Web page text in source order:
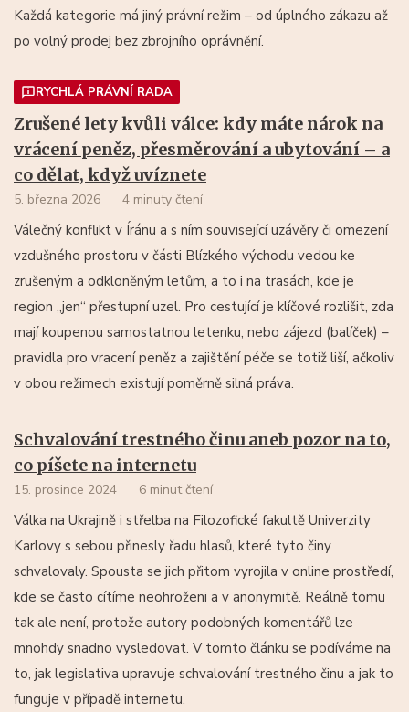
Každá kategorie má jiný právní režim – od úplného zákazu až
po volný prodej bez zbrojního oprávnění.
RYCHLÁ PRÁVNÍ RADA
Zrušené lety kvůli válce: kdy máte nárok na
vrácení peněz, přesměrování a ubytování – a
co dělat, když uvíznete
5. března 2026 4 minuty čtení
Válečný konflikt v Íránu a s ním související uzávěry či omezení
vzdušného prostoru v části Blízkého východu vedou ke
zrušeným a odkloněným letům, a to i na trasách, kde je
region „jen“ přestupní uzel. Pro cestující je klíčové rozlišit, zda
mají koupenou samostatnou letenku, nebo zájezd (balíček) –
pravidla pro vracení peněz a zajištění péče se totiž liší, ačkoliv
v obou režimech existují poměrně silná práva.
Schvalování trestného činu aneb pozor na to,
co píšete na internetu
15. prosince 2024 6 minut čtení
Válka na Ukrajině i střelba na Filozofické fakultě Univerzity
Karlovy s sebou přinesly řadu hlasů, které tyto činy
schvalovaly. Spousta se jich přitom vyrojila v online prostředí,
kde se často cítíme neohroženi a v anonymitě. Reálně tomu
tak ale není, protože autory podobných komentářů lze
mnohdy snadno vysledovat. V tomto článku se podíváme na
to, jak legislativa upravuje schvalování trestného činu a jak to
funguje v případě internetu.